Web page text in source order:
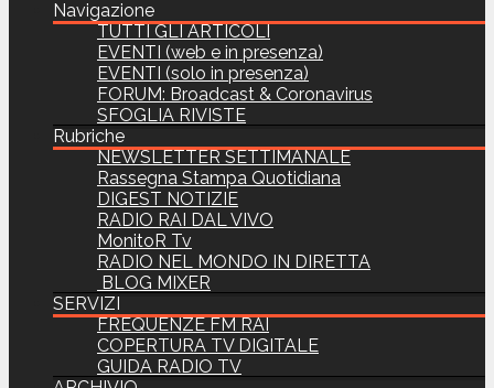
Navigazione
TUTTI GLI ARTICOLI
EVENTI (web e in presenza)
EVENTI (solo in presenza)
FORUM: Broadcast & Coronavirus
SFOGLIA RIVISTE
Rubriche
NEWSLETTER SETTIMANALE
Rassegna Stampa Quotidiana
DIGEST NOTIZIE
RADIO RAI DAL VIVO
MonitoR Tv
RADIO NEL MONDO IN DIRETTA
BLOG MIXER
SERVIZI
FREQUENZE FM RAI
COPERTURA TV DIGITALE
GUIDA RADIO TV